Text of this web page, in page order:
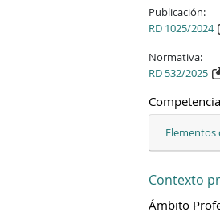
Publicación:
RD 1025/2024
Normativa:
RD 532/2025
Elementos
Contexto
Ámbito